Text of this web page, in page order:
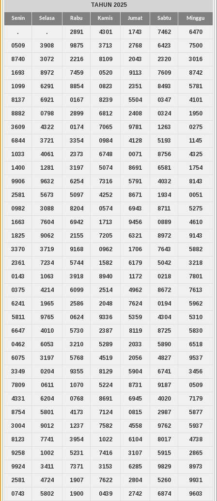
TAHUN 2025
Senin Selasa Rabu Kamis Jumat Sabtu Minggu
. . 2891 4301 1743 7462
6470
0509
3908 9875 3713 2768 6423
7500
8740
3072 2216 8109 2043 2320
3016
1693
8972 7459 0520 9113 7609
8742
1099
6291 8854 0823 2351 8493
5781
8137
6921 0167 8239 5504 0347
4101
8882
0798 2899 6812 2408 0324
1950
3609
4322 0174 7065 9781 1263
0275
6844
3721 3354 0984 4128 5193
1145
1033
4061 2373 6748 0071 8756
4325
1400
1281 3197 5074 8691 6581
1754
9906
9632 6254 7316 5791 4032
8143
2581
5673 5097 4252 8671 1934
0051
0982
3088 8204 0574 6943 8711
5275
1663
7604 6942 1713 9456 0889
4610
1825
9062 2155 7205 6321 8972
9143
3370
3719 9168 0962 1706 7643
5882
2361
7234 5744 1582 6179 5042
3218
0143
1063 3918 8940 1172 0218
7801
0375
4214 6099 2514 4962 8672
7613
6241
1965 2586 2048 7624 0194
5962
5811
9765 0624 9336 5359 4304
5310
6647
4010 5730 2387 8119 8725
5830
0462
6053 3210 5289 2033 5890
6518
6075
3197 5768 4519 2056 4827
9537
3349
0204 9355 8129 5904 6741
3456
7809
0611 1070 5224 8731 9187
0509
4331
6204 0768 8691 6945 4020
7179
8754
5801 4173 7124 0815 2987
5877
3004
9012 1237 7582 4558 9762
5937
8123
7741 3954 1022 6104 8017
4738
9258
1002 5231 7416 3107 5915
2865
9924
3411 7371 3153 6285 9829
8973
2581
4724 1907 7622 2804 5260
9931
0743
5802 1900 0439 2742 6874
9603